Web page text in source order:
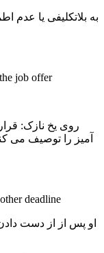
job offer
آمیز را توصیف می
deadline
او پس از از دست